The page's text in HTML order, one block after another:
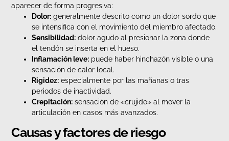
aparecer de forma progresiva:
Dolor: generalmente descrito como un dolor sordo que
se intensifica con el movimiento del miembro afectado.
Sensibilidad: dolor agudo al presionar la zona donde
el tendón se inserta en el hueso.
Inflamación leve: puede haber hinchazón visible o una
sensación de calor local.
Rigidez: especialmente por las mañanas o tras
periodos de inactividad.
Crepitación: sensación de «crujido» al mover la
articulación en casos más avanzados.
Causas y factores de riesgo